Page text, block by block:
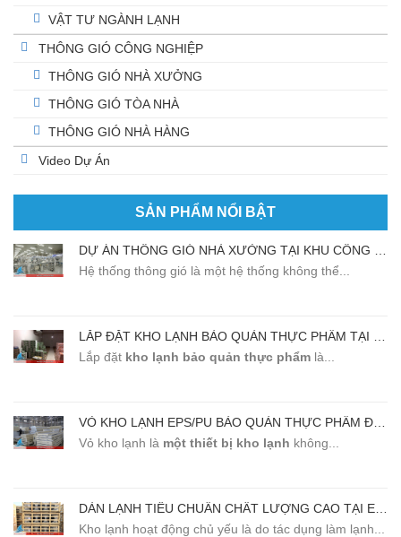
VẬT TƯ NGÀNH LẠNH
THÔNG GIÓ CÔNG NGHIỆP
THÔNG GIÓ NHÀ XƯỞNG
THÔNG GIÓ TÒA NHÀ
THÔNG GIÓ NHÀ HÀNG
Video Dự Án
SẢN PHẨM NỔI BẬT
Hệ thống thông gió là một hệ thống không thể...
Lắp đặt kho lạnh bảo quản thực phẩm là...
Vỏ kho lạnh là một thiết bị kho lạnh không...
Kho lạnh hoạt động chủ yếu là do tác dụng làm lạnh...